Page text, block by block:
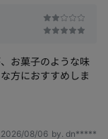
お菓子のような味
方におすすめしま
2026/08/06 by. dn*****